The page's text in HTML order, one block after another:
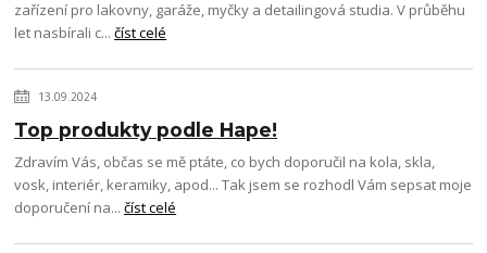
zařízení pro lakovny, garáže, myčky a detailingová studia. V průběhu
let nasbírali c...číst celé
13.09.2024
Top produkty podle Hape!
Zdravím Vás, občas se mě ptáte, co bych doporučil na kola, skla,
vosk, interiér, keramiky, apod... Tak jsem se rozhodl Vám sepsat moje
doporučení na...číst celé